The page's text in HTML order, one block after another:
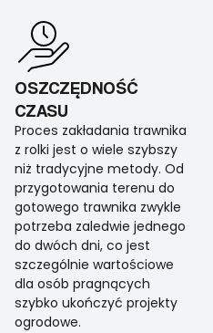
OSZCZĘDNOŚĆ
CZASU
Proces zakładania trawnika
z rolki jest o wiele szybszy
niż tradycyjne metody. Od
przygotowania terenu do
gotowego trawnika zwykle
potrzeba zaledwie jednego
do dwóch dni, co jest
szczególnie wartościowe
dla osób pragnących
szybko ukończyć projekty
ogrodowe.